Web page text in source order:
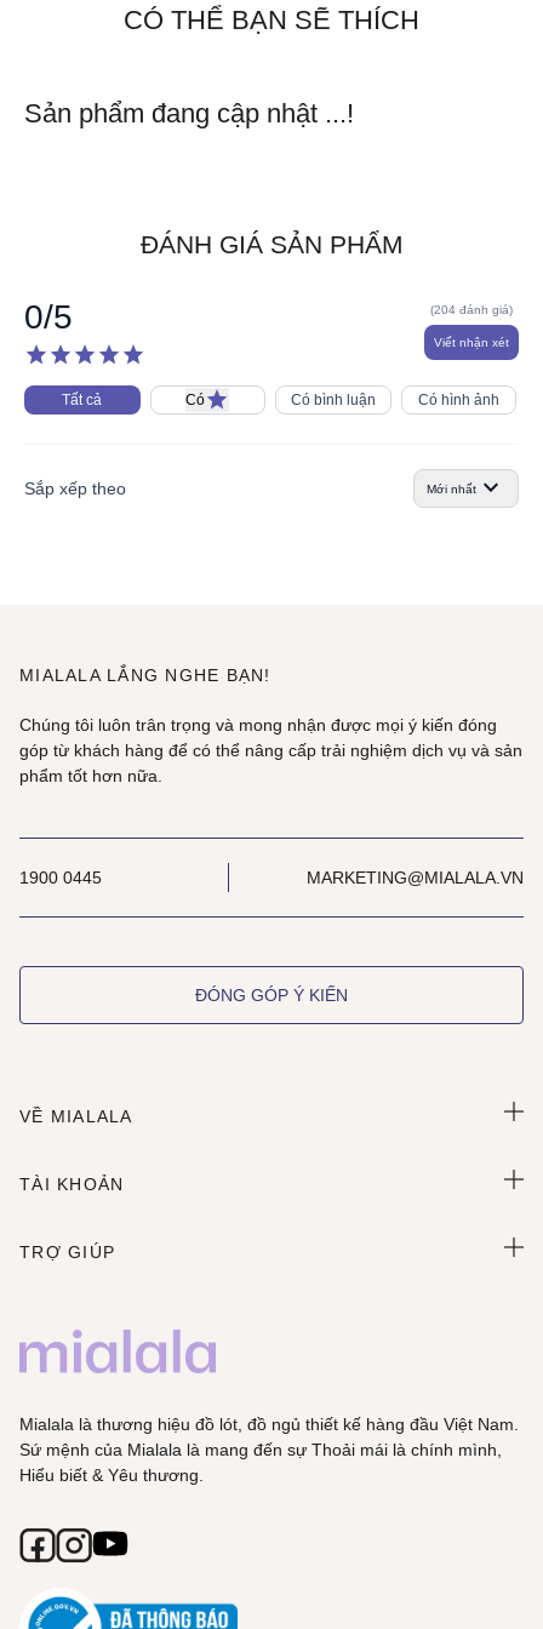
khác biệt từ Mialala ngay hôm nay nhé!
Hotline: 0706080000
CÓ THỂ BẠN SẼ THÍCH
Sản phẩm đang cập nhật ...!
ĐÁNH GIÁ SẢN PHẨM
0/5
starstarstarstarstar
(204 đánh giá)
Viết nhận xét
Tất cả Cóstar Có bình luận Có hình ảnh
Sắp xếp theo Mới nhất expand_more
MIALALA LẮNG NGHE BẠN!
Chúng tôi luôn trân trọng và mong nhận được mọi ý kiến đóng
góp từ khách hàng để có thể nâng cấp trải nghiệm dịch vụ và sản
phẩm tốt hơn nữa.
1900 0445 MARKETING@MIALALA.VN
ĐÓNG GÓP Ý KIẾN
VỀ MIALALA
TÀI KHOẢN
TRỢ GIÚP
Mialala là thương hiệu đồ lót, đồ ngủ thiết kế hàng đầu Việt Nam.
Sứ mệnh của Mialala là mang đến sự Thoải mái là chính mình,
Hiểu biết & Yêu thương.